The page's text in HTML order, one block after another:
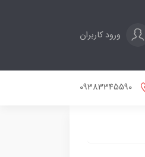
ورود کاربران